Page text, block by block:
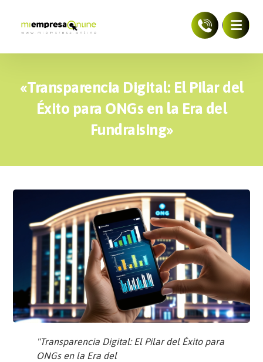
«Transparencia Digital: El Pilar del
Éxito para ONGs en la Era del
Fundraising»
"Transparencia Digital: El Pilar del Éxito para
ONGs en la Era del